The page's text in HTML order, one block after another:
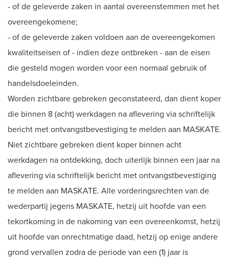
- of de geleverde zaken in aantal overeenstemmen met het
overeengekomene;
- of de geleverde zaken voldoen aan de overeengekomen
kwaliteitseisen of - indien deze ontbreken - aan de eisen
die gesteld mogen worden voor een normaal gebruik of
handelsdoeleinden.
Worden zichtbare gebreken geconstateerd, dan dient koper
die binnen 8 (acht) werkdagen na aflevering via schriftelijk
bericht met ontvangstbevestiging te melden aan MASKATE.
Niet zichtbare gebreken dient koper binnen acht
werkdagen na ontdekking, doch uiterlijk binnen een jaar na
aflevering via schriftelijk bericht met ontvangstbevestiging
te melden aan MASKATE. Alle vorderingsrechten van de
wederpartij jegens MASKATE, hetzij uit hoofde van een
tekortkoming in de nakoming van een overeenkomst, hetzij
uit hoofde van onrechtmatige daad, hetzij op enige andere
grond vervallen zodra de periode van een (1) jaar is